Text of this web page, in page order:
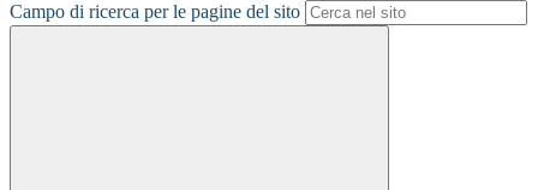
Campo di ricerca per le pagine del sito